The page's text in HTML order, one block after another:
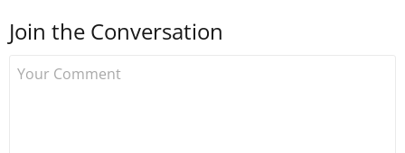
kurdu. 2017'nin Mayıs ayından
Join the Conversation